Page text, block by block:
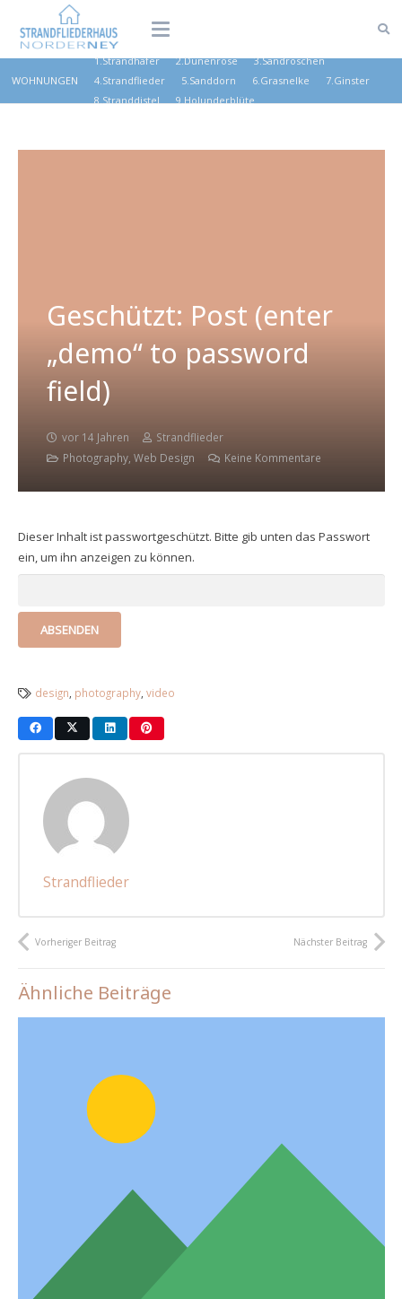
WOHNUNGEN
1.Strandhafer 2.Dünenrose
3.Sandröschen
4.Strandflieder
5.Sanddorn 6.Grasnelke
7.Ginster
8.Stranddistel
9.Holunderblüte
Geschützt: Post (enter
„demo“ to password
field)
vor 14 Jahren
Strandflieder
Photography, Web Design Keine Kommentare
Dieser Inhalt ist passwortgeschützt. Bitte gib unten das Passwort
ein, um ihn anzeigen zu können.
design, photography,video
Strandflieder
Vorheriger Beitrag Nächster Beitrag
Ähnliche Beiträge